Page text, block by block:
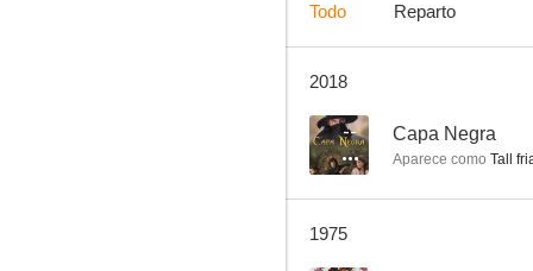
Todo Reparto
2018
-- Capa Negra
Aparece como Tall
1975